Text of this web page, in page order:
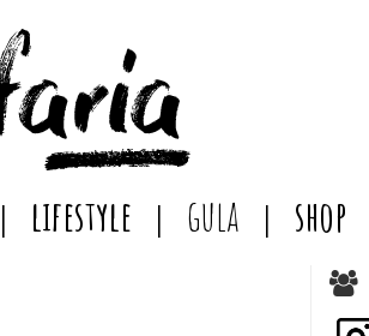
lifestyle gula shop